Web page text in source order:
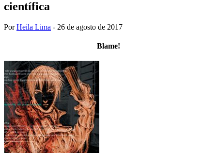
científica
PorHeila Lima - 26 de agosto de 2017
Blame!